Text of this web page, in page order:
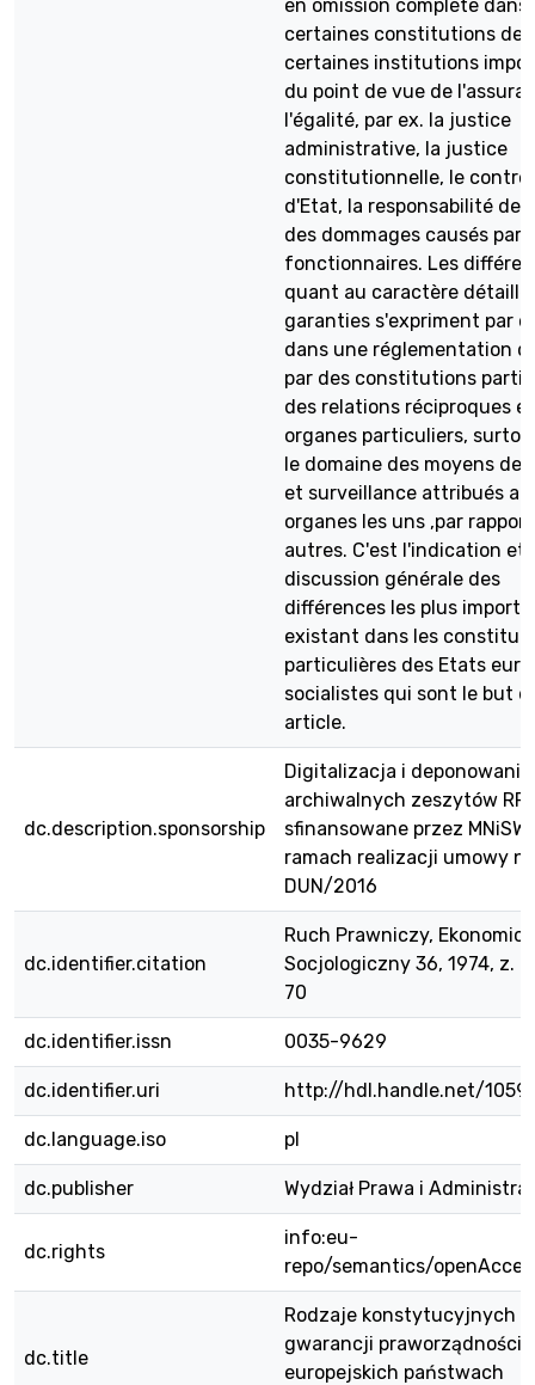
en omission complète dans
certaines constitutions de
certaines institutions
du point de vue de
l'égalité, par ex. la justice
administrative, la justice
constitutionnelle, le
d'Etat, la responsabilité de
des dommages causés par
fonctionnaires. Les
quant au caractère détaillé
garanties s'expriment par
dans une réglementation
par des constitutions
des relations réciproques
organes particuliers,
le domaine des moyens de
et surveillance attribués
organes les uns ,par
autres. C'est l'indication et
discussion générale des
différences les plus
existant dans les
particulières des Etats
socialistes qui sont le but
article.
dc.description.sponsorship
Digitalizacja i deponowanie
archiwalnych zeszytów
sfinansowane przez MNiSW
ramach realizacji umowy
DUN/2016
dc.identifier.citation
Ruch Prawniczy,
Socjologiczny 36, 1974, z.
70
dc.identifier.issn 0035-9629
dc.identifier.uri http://hdl.handle.net/
dc.language.iso pl
dc.publisher Wydział Prawa i
dc.rights
info:eu-
repo/semantics/
dc.title
Rodzaje konstytucyjnych
gwarancji praworządności
europejskich państwach